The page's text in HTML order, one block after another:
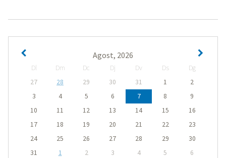
Agost, 2026
Dl Dm Dc Dj Dv Ds
Dg
27
28 29 30 31 1
2
3
4 5 6 7 8
9
10
11 12 13 14 15
16
17
18 19 20 21 22
23
24
25 26 27 28 29
30
31
1 2 3 4 5 6